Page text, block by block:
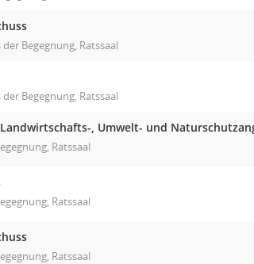
der Begegnung, Ratssaal
der Begegnung, Ratssaal
, Umwelt- und
Ratssaal
Ratssaal
Ratssaal